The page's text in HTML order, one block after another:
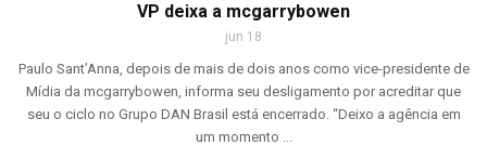
VP deixa a mcgarrybowen
jun 18
Paulo Sant’Anna, depois de mais de dois anos como vice-presidente de
Mídia da mcgarrybowen, informa seu desligamento por acreditar que
seu o ciclo no Grupo DAN Brasil está encerrado. “Deixo a agência em
um momento ...